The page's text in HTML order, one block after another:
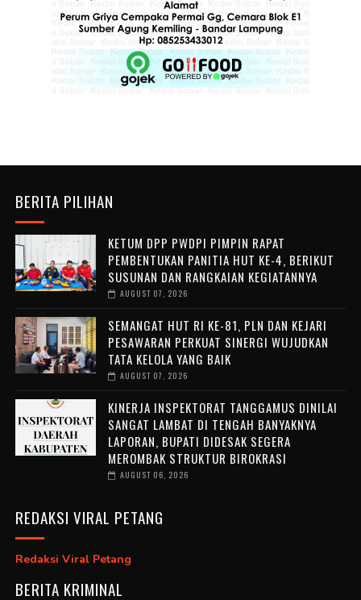
BERITA PILIHAN
KETUM DPP PWDPI PIMPIN RAPAT
PEMBENTUKAN PANITIA HUT KE-4, BERIKUT
SUSUNAN DAN RANGKAIAN KEGIATANNYA
AUGUST 07, 2026
SEMANGAT HUT RI KE-81, PLN DAN KEJARI
PESAWARAN PERKUAT SINERGI WUJUDKAN
TATA KELOLA YANG BAIK
AUGUST 07, 2026
KINERJA INSPEKTORAT TANGGAMUS DINILAI
SANGAT LAMBAT DI TENGAH BANYAKNYA
LAPORAN, BUPATI DIDESAK SEGERA
MEROMBAK STRUKTUR BIROKRASI
AUGUST 06, 2026
REDAKSI VIRAL PETANG
Redaksi Viral Petang
BERITA KRIMINAL